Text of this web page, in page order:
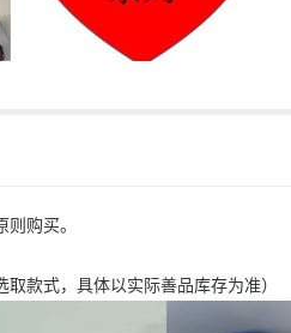
购买。
款式，具体以实际善品库存为准）